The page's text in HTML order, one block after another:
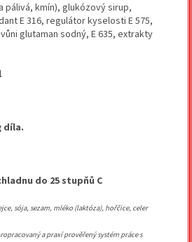
pálivá, kmín), glukózový sirup,
E 316, regulátor kyselosti E 575,
glutaman sodný, E 635, extrakty
díla.
do 25 stupňů C
sója, sezam, mléko (laktóza), hořčice, celer
a praxí prověřený systém práce s